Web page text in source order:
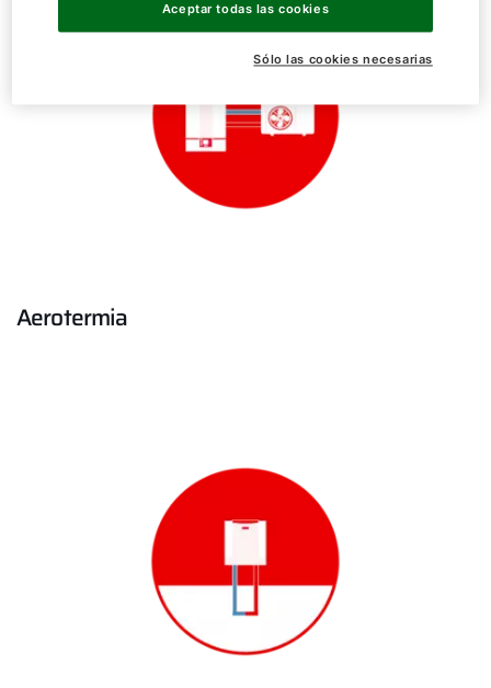
Aerotermia
Sólo las cookies necesarias
Aceptar todas las cookies